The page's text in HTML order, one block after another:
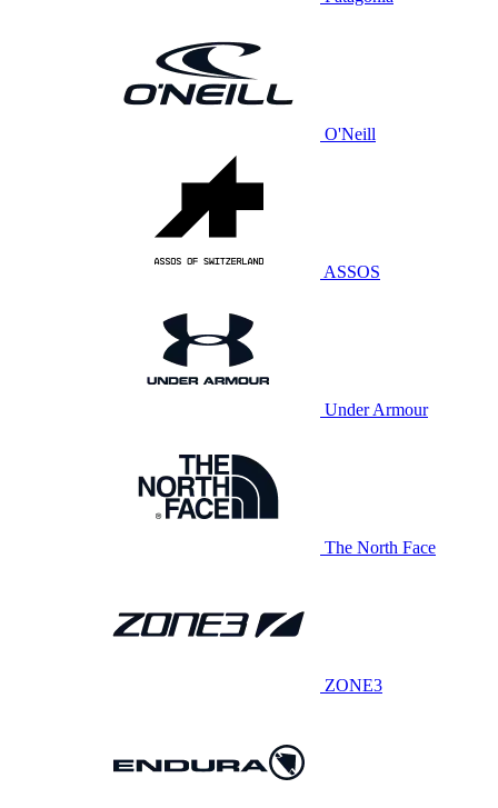
O'Neill
ASSOS
Under Armour
The North Face
ZONE3